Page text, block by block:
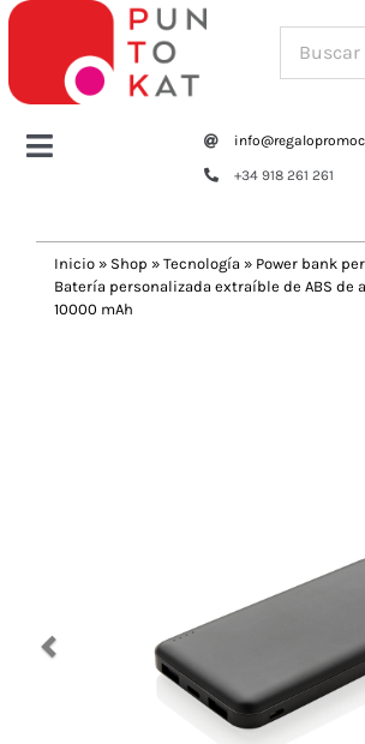
Saltar
contenido
Toggle
Tazas y botellas
+34 918 261 261
Inicio » Shop » Tecnología » Power bank
Batería personalizada extraíble de ABS de
10000 mAh